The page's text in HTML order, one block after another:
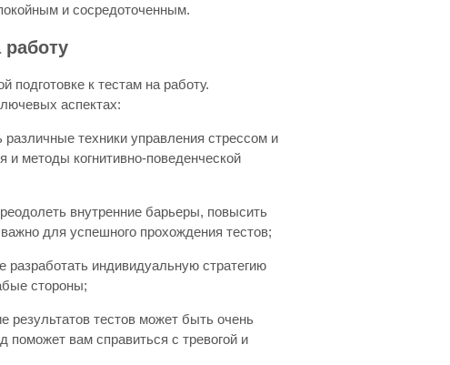
и сосредоточенным.
работу
подготовке к тестам на работу.
аспектах:
техники управления стрессом и
и методы когнитивно-поведенческой
внутренние барьеры, повысить
для успешного прохождения тестов;
индивидуальную стратегию
стороны;
результатов тестов может быть очень
поможет вам справиться с тревогой и